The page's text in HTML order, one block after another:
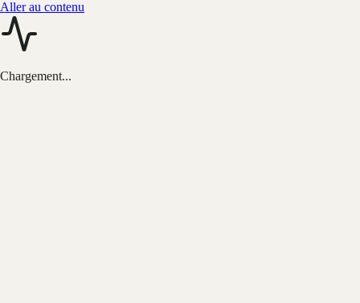
Aller au contenu
Chargement...